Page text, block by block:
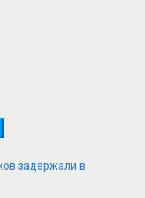
задержали в